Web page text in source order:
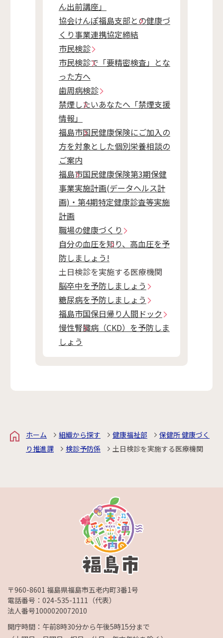
ん出前講座」
協会けんぽ福島支部との健康づ
くり事業連携協定締結
市民検診
市民検診で「要精密検査」とな
った方へ
歯周病検診
禁煙したいあなたへ「禁煙支援
情報」
福島市国民健康保険にご加入の
方を対象とした個別栄養相談の
ご案内
福島市国民健康保険第3期保健
事業実施計画(データヘルス計
画)・第4期特定健康診査等実施
計画
職場の健康づくり
自分の血圧を知り、高血圧を予
防しましょう!
土日検診を実施する医療機関
脳卒中を予防しましょう
糖尿病を予防しましょう
福島市国保日帰り人間ドック
慢性腎臓病（CKD）を予防しま
しょう
ホーム 組織から探す 健康福祉部
保健所 健康づく
り推進課
検診予防係 土日検診を実施する医療機関
〒960-8601 福島県福島市五老内町3番1号
電話番号： 024-535-1111 （代表）
法人番号1000020072010
開庁時間：午前8時30分から午後5時15分まで